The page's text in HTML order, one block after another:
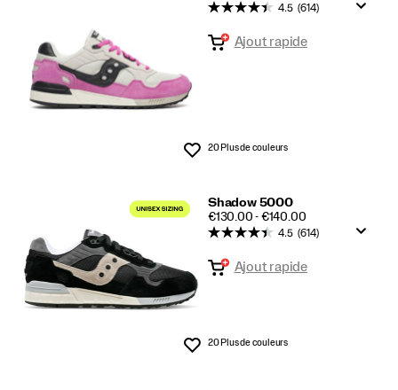
Liste de souhaits
4.5 (614)
Ajout rapide
20 Plus de couleurs
Shadow 5000
PRICE
€130.00 - €140.00
Liste de souhaits
4.5 (614)
Ajout rapide
20 Plus de couleurs